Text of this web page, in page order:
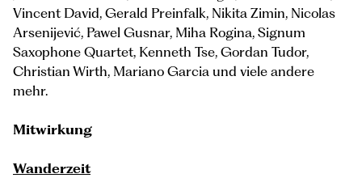
Vincent David, Gerald Preinfalk, Nikita Zimin, Nicolas
Arsenijević, Pawel Gusnar, Miha Rogina, Signum
Saxophone Quartet, Kenneth Tse, Gordan Tudor,
Christian Wirth, Mariano Garcia und viele andere
mehr.
Mitwirkung
Wanderzeit